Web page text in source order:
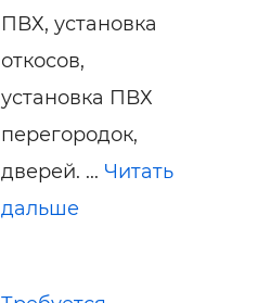
ПВХ, установка
откосов,
установка ПВХ
перегородок,
дверей. ... Читать
дальше